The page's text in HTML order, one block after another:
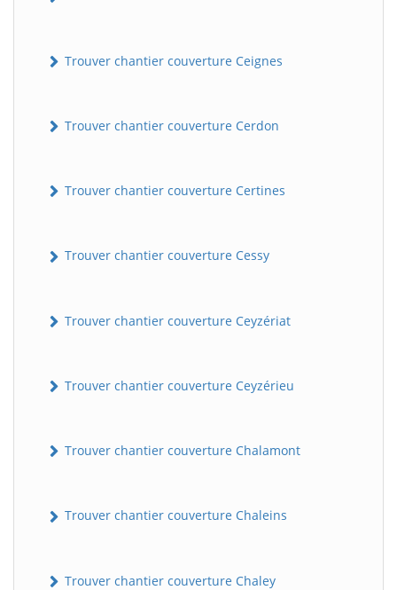
Trouver chantier couverture Ceignes
Trouver chantier couverture Cerdon
Trouver chantier couverture Certines
Trouver chantier couverture Cessy
Trouver chantier couverture Ceyzériat
Trouver chantier couverture Ceyzérieu
Trouver chantier couverture Chalamont
Trouver chantier couverture Chaleins
Trouver chantier couverture Chaley